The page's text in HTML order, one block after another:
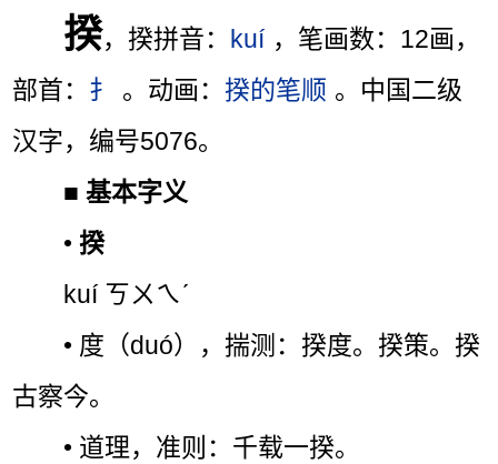
揆，揆拼音： kuí ，笔画数：12画，
部首： 扌 。动画： 揆的笔顺 。中国二级
汉字，编号5076。
■基本字义
•揆
kuí ㄎㄨㄟˊ
• 度（duó），揣测：揆度。揆策。揆
古察今。
• 道理，准则：千载一揆。